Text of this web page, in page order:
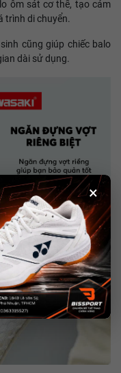
×
ôm sát cơ thể, tạo cảm
trình di chuyển.
cũng giúp chiếc balo
dài sử dụng.